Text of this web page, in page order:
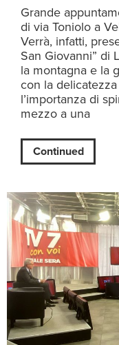
Grande
di via Toniolo a
Verrà, infatti,
San Giovanni” di
la montagna e la
con la
l’importanza di
mezzo a una
Continued